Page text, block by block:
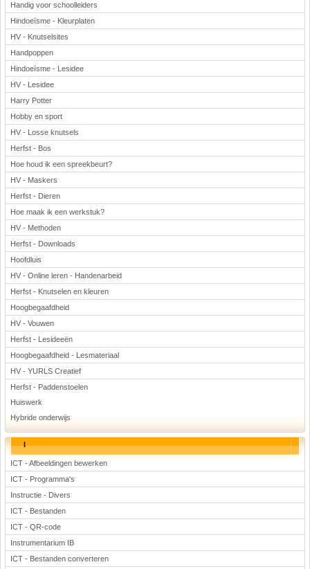
Handig voor schoolleiders
Hindoeïsme - Kleurplaten
HV - Knutselsites
Handpoppen
Hindoeïsme - Lesidee
HV - Lesidee
Harry Potter
Hobby en sport
HV - Losse knutsels
Herfst - Bos
Hoe houd ik een spreekbeurt?
HV - Maskers
Herfst - Dieren
Hoe maak ik een werkstuk?
HV - Methoden
Herfst - Downloads
Hoofdluis
HV - Online leren - Handenarbeid
Herfst - Knutselen en kleuren
Hoogbegaafdheid
HV - Vouwen
Herfst - Lesideeën
Hoogbegaafdheid - Lesmateriaal
HV - YURLS Creatief
Herfst - Paddenstoelen
Huiswerk
Hybride onderwijs
I
ICT - Afbeeldingen bewerken
ICT - Programma's
Instructie - Divers
ICT - Bestanden
ICT - QR-code
Instrumentarium IB
ICT - Bestanden converteren